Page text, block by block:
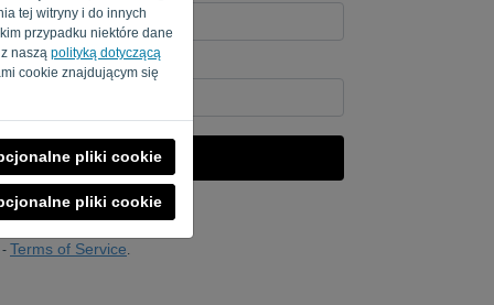
tej witryny i do innych
przypadku niektóre dane
naszą polityką dotyczącą
cookie znajdującym się
pliki cookie
pliki cookie
Wpisz „ ”.
WYŚLIJ LINK
- Terms of Service